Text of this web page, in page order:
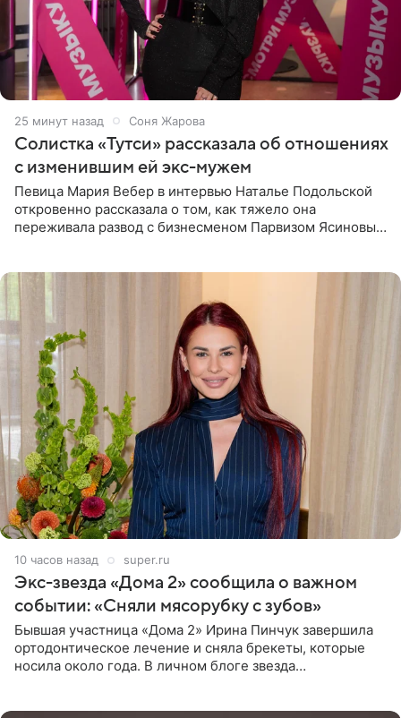
25 минут назад Соня Жарова
Солистка «Тутси» рассказала об отношениях
с изменившим ей экс-мужем
Певица Мария Вебер в интервью Наталье Подольской
откровенно рассказала о том, как тяжело она
переживала развод с бизнесменом Парвизом Ясиновым.
10 часов назад super.ru
Экс-звезда «Дома 2» сообщила о важном
событии: «Сняли мясорубку с зубов»
Бывшая участница «Дома 2» Ирина Пинчук завершила
ортодонтическое лечение и сняла брекеты, которые
носила около года. В личном блоге звезда